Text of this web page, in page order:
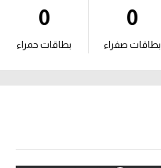
0
بطاقات صفراء
0
بطاقات حمراء